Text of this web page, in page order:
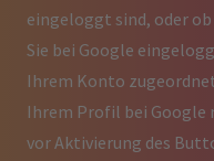
eingeloggt sind, oder
Sie bei Google
Ihrem Konto
Ihrem Profil bei Google
vor Aktivierung des